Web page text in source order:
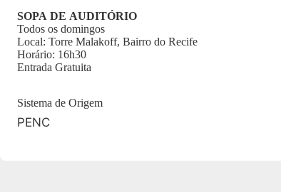
SOPA DE AUDITÓRIO
Todos os domingos
Local: Torre Malakoff, Bairro do Recife
Horário: 16h30
Entrada Gratuita
Sistema de Origem
PENC